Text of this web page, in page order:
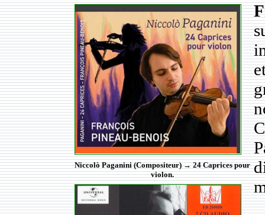
Niccolò Paganini (Compositeur) → 24 Caprices pour
violon.